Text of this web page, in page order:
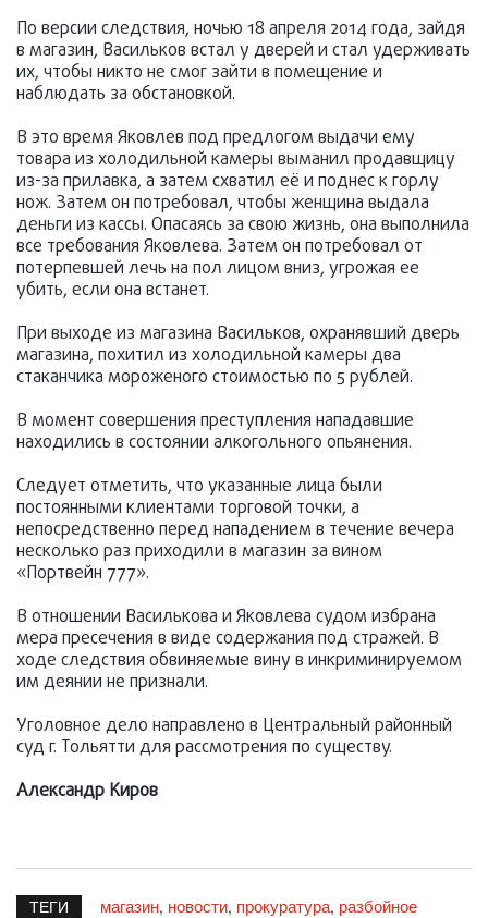
По версии следствия, ночью 18 апреля 2014 года, зайдя
в магазин, Васильков встал у дверей и стал удерживать
их, чтобы никто не смог зайти в помещение и
наблюдать за обстановкой.
В это время Яковлев под предлогом выдачи ему
товара из холодильной камеры выманил продавщицу
из-за прилавка, а затем схватил её и поднес к горлу
нож. Затем он потребовал, чтобы женщина выдала
деньги из кассы. Опасаясь за свою жизнь, она выполнила
все требования Яковлева. Затем он потребовал от
потерпевшей лечь на пол лицом вниз, угрожая ее
убить, если она встанет.
При выходе из магазина Васильков, охранявший дверь
магазина, похитил из холодильной камеры два
стаканчика мороженого стоимостью по 5 рублей.
В момент совершения преступления нападавшие
находились в состоянии алкогольного опьянения.
Следует отметить, что указанные лица были
постоянными клиентами торговой точки, а
непосредственно перед нападением в течение вечера
несколько раз приходили в магазин за вином
«Портвейн 777».
В отношении Василькова и Яковлева судом избрана
мера пресечения в виде содержания под стражей. В
ходе следствия обвиняемые вину в инкриминируемом
им деянии не признали.
Уголовное дело направлено в Центральный районный
суд г. Тольятти для рассмотрения по существу.
Александр Киров
ТЕГИ магазин, новости, прокуратура, разбойное